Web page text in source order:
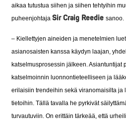
aikaa tutustua siihen ja siihen tehtyihin
puheenjohtaja Sir Craig Reedie sanoo.
– Kiellettyjen aineiden ja menetelmien
asianosaisten kanssa käydyn laajan,
katselmusprosessin jälkeen. Asiantuntijat
katselmoinnin luonnontieteelliseen ja
erilaisiin trendeihin sekä viranomaisilta ja
tietoihin. Tällä tavalla he pyrkivät
turvautuviin. On erittäin tärkeää, että